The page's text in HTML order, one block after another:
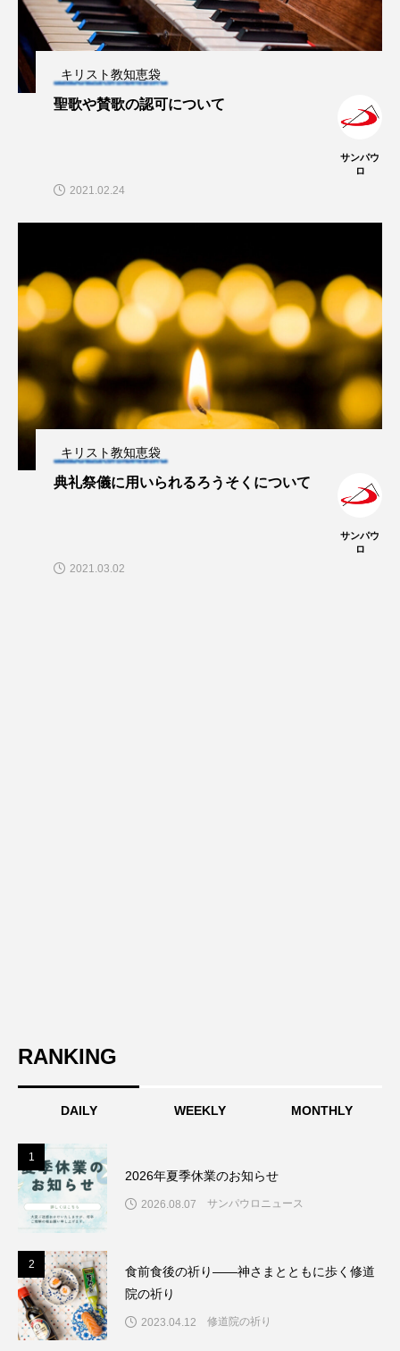
キリスト教知恵袋
聖歌や賛歌の認可について
サンパウ
ロ
2021.02.24
キリスト教知恵袋
典礼祭儀に用いられるろうそくについて
サンパウ
ロ
2021.03.02
RANKING
DAILY WEEKLY MONTHLY
1
2026年夏季休業のお知らせ
2026.08.07 サンパウロニュース
2
食前食後の祈り――神さまとともに歩く修道
院の祈り
2023.04.12 修道院の祈り